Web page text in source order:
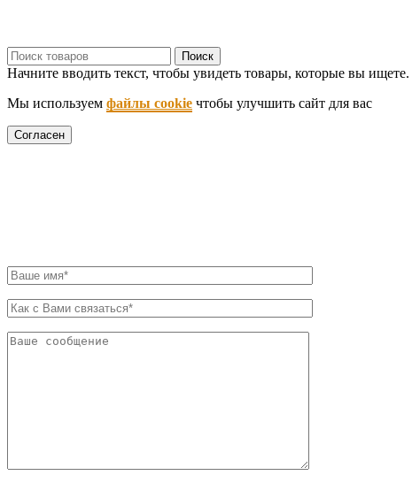
Поиск
Начните вводить текст, чтобы увидеть товары, которые вы ищете.
Мы используем файлы cookie чтобы улучшить сайт для вас
Согласен